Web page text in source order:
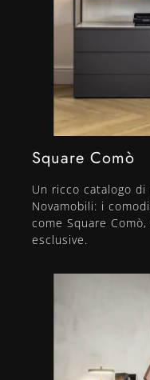
Square Comò
Un ricco catalogo
Novamobili: i
come Square
esclusive.